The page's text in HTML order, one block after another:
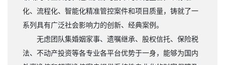
化、流程化、智能化精准管控案件和项目质量，铸就了一
系列具有广泛社会影响力的创新、经典案例。
无虑团队集婚姻家事、遗嘱继承、股权信托、保险税
法、不动产投资等各专业各平台优势于一身，能够为国内